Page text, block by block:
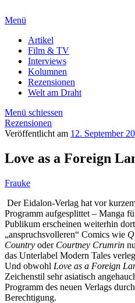
Menü
Artikel
Film & TV
Interviews
Kolumnen
Rezensionen
Welt am Draht
Menü schiessen
Rezensionen
Veröffentlicht am 12. September
Love as a Foreign
Frauke
Der Eidalon-Verlag hat vor
Programm aufgesplittet – Manga
Publikum erscheinen weiterhin
„anspruchsvolleren“ Comics wie
Country oder Courtney Crumrin
das Unterlabel Modern Tales
Und obwohl Love as a Foreign
Zeichenstil sehr asiatisch
Programm des neuen Verlags
Berechtigung.